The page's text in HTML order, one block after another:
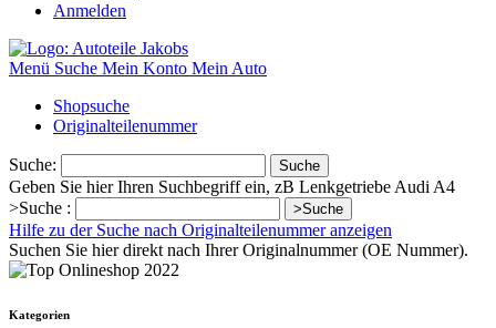
Anmelden
Menü Suche Mein Konto Mein Auto
Shopsuche
Originalteilenummer
Suche: Suche
Geben Sie hier Ihren Suchbegriff ein, zB Lenkgetriebe Audi A4
>Suche :
>Suche
Hilfe zu der Suche nach Originalteilenummer anzeigen
Suchen Sie hier direkt nach Ihrer Originalnummer (OE Nummer).
Kategorien